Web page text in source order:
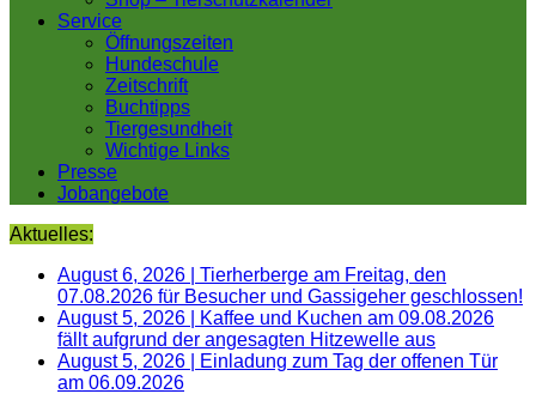
Service
Öffnungszeiten
Hundeschule
Zeitschrift
Buchtipps
Tiergesundheit
Wichtige Links
Presse
Jobangebote
Aktuelles:
August 6, 2026
Tierherberge am Freitag, den
07.08.2026 für Besucher und Gassigeher geschlossen!
August 5, 2026
Kaffee und Kuchen am 09.08.2026
fällt aufgrund der angesagten Hitzewelle aus
August 5, 2026
Einladung zum Tag der offenen Tür
am 06.09.2026